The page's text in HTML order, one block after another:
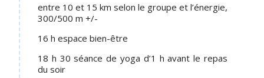
entre 10 et 15 km selon le groupe et l’énergie,
300/500 m +/-
16 h espace bien-être
18 h 30 séance de yoga d’1 h avant le repas
du soir